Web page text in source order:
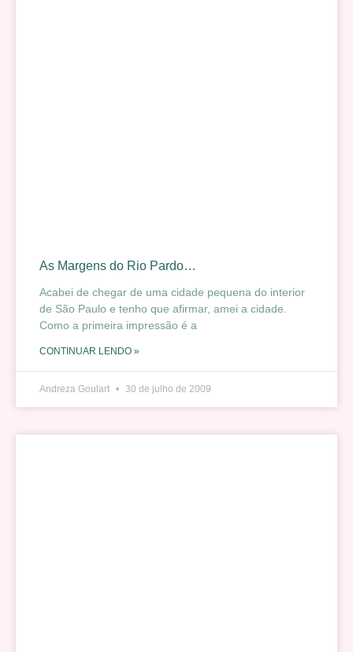
As Margens do Rio Pardo…
Acabei de chegar de uma cidade pequena do interior
de São Paulo e tenho que afirmar, amei a cidade.
Como a primeira impressão é a
CONTINUAR LENDO »
Andreza Goulart 30 de julho de 2009